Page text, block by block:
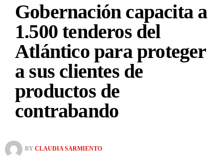
Gobernación capacita a
1.500 tenderos del
Atlántico para proteger
a sus clientes de
productos de
contrabando
BY CLAUDIA SARMIENTO